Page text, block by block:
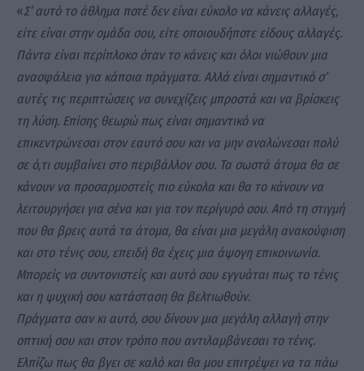
«Σ’ αυτό το άθλημα ποτέ δεν είναι εύκολο να κάνεις αλλαγές,
είτε είναι στην ομάδα σου, είτε οποιουδήποτε είδους αλλαγές.
Πάντα είναι περίπλοκο όταν το κάνεις και όλοι νιώθουν μια
ανασφάλεια για κάποια πράγματα. Αλλά είναι σημαντικό σ’
αυτές τις περιπτώσεις να συνεχίζεις μπροστά και να βρίσκεις
τη λύση. Επίσης θεωρώ πως είναι σημαντικό να
επικεντρώνεσαι στον εαυτό σου και να μην αναλώνεσαι πολύ
σε ό,τι συμβαίνει στο περιβάλλον σου. Τα σωστά άτομα θα σε
κάνουν να προσαρμοστείς πιο εύκολα και θα το κάνουν να
λειτουργήσει για σένα και για τον περίγυρό σου. Από τη στιγμή
που θα βρεις αυτά τα άτομα, θα είναι μια μεγάλη ανακούφιση
και στο τένις σου, επειδή θα έχεις μια άψογη επικοινωνία.
Μπορείς να συντονιστείς και αυτό σου εγγυάται πως το τένις
και η ψυχική σου κατάσταση θα βελτιωθούν.
Πράγματα σαν κι αυτό, σου δίνουν μια μεγάλη αλλαγή στην
οπτική σου και στον τρόπο που αντιλαμβάνεσαι το τένις.
Ελπίζω πως θα βγει σε καλό και θα μου επιτρέψει να τα πάω